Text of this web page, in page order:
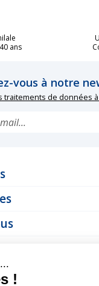
ans
vous à notre
traitements de données
!